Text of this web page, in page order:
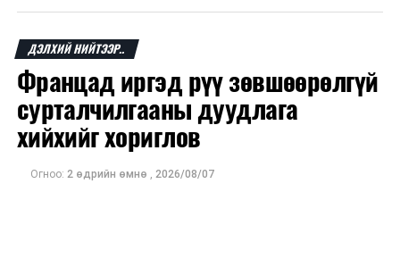
ДЭЛХИЙ НИЙТЭЭР..
Францад иргэд рүү зөвшөөрөлгүй
сурталчилгааны дуудлага
хийхийг хориглов
Огноо: 2 өдрийн өмнө , 2026/08/07